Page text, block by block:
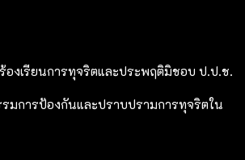
องเรียนการทุจริตและประพฤติมิชอบ ป.ป.ช.
มการป้องกันและปราบปรามการทุจริตใน